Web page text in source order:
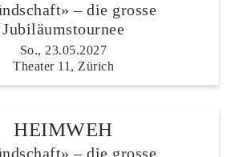
– die grosse
Jubiläumstournee
So., 23.05.2027
Theater 11, Zürich
HEIMWEH
– die grosse